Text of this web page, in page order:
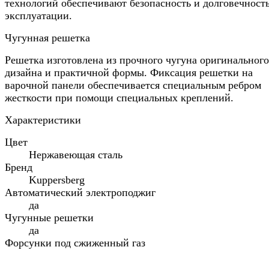
технологий обеспечивают безопасность и
эксплуатации.
Чугунная решетка
Решетка изготовлена из прочного чугуна оригинального
дизайна и практичной формы. Фиксация решетки на
варочной панели обеспечивается специальным ребром
жесткости при помощи специальных креплений.
Характеристики
Цвет
Нержавеющая сталь
Бренд
Kuppersberg
Автоматический электроподжиг
да
Чугунные решетки
да
Форсунки под сжиженный газ